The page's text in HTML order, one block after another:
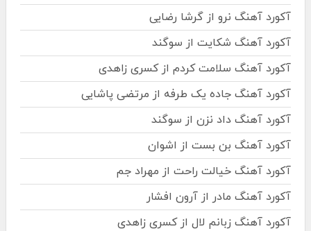
آکورد آهنگ نرو از گرشا رضایی
آکورد آهنگ شکایت از سوگند
آکورد آهنگ سلامت کردم از کسری زاهدی
آکورد آهنگ جاده یک طرفه از مرتضی پاشایی
آکورد آهنگ داد نزن از سوگند
آکورد آهنگ بن بست از اشوان
آکورد آهنگ خیالت راحت از مهراد جم
آکورد آهنگ مادر از آرون افشار
آکورد آهنگ زبانم لال از کسری زاهدی